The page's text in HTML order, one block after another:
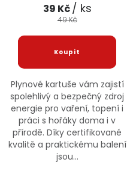
39 Kč/ ks
49 Kč
Plynové kartuše vám zajistí
spolehlivý a bezpečný zdroj
energie pro vaření, topení i
práci s hořáky doma i v
přírodě. Díky certifikované
kvalitě a praktickému balení
jsou...